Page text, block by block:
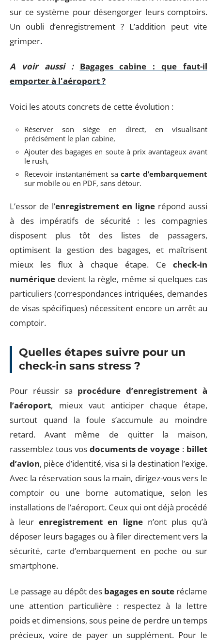
sur ce système pour désengorger leurs comptoirs.
Un oubli d’enregistrement ? L’addition peut vite
grimper.
A voir aussi :
Bagages cabine : que faut-il
emporter à l'aéroport ?
Voici les atouts concrets de cette évolution :
Réserver son siège en direct, en visualisant
précisément le plan cabine,
Ajouter des bagages en soute à prix avantageux avant
le rush,
Recevoir instantanément sacarte d’embarquement
sur mobile ou en PDF, sans détour.
L’essor de l’enregistrement en ligne répond aussi
à des impératifs de sécurité : les compagnies
disposent plus tôt des listes de passagers,
optimisent la gestion des bagages, et maîtrisent
mieux les flux à chaque étape. Ce check-in
numérique devient la règle, même si quelques cas
particuliers (correspondances intriquées, demandes
de visas spécifiques) nécessitent encore un arrêt au
comptoir.
Quelles étapes suivre pour un
check-in sans stress ?
Pour réussir sa procédure d’enregistrement à
l’aéroport, mieux vaut anticiper chaque étape,
surtout quand la foule s’accumule au moindre
retard. Avant même de quitter la maison,
rassemblez tous vos documents de voyage : billet
d’avion, pièce d’identité, visa si la destination l’exige.
Avec la réservation sous la main, dirigez-vous vers le
comptoir ou une borne automatique, selon les
installations de l’aéroport. Ceux qui ont déjà procédé
à leurenregistrement en lignen’ont plus qu’à
déposer leurs bagages ou à filer directement vers la
sécurité, carte d’embarquement en poche ou sur
smartphone.
Le passage au dépôt des bagages en soute réclame
une attention particulière : respectez à la lettre
poids et dimensions, sous peine de perdre un temps
précieux, voire de payer un supplément. Pour le